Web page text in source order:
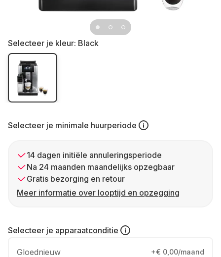
Selecteer je kleur: Black
Selecteer je minimale huurperiode
14 dagen initiële annuleringsperiode
Na 24 maanden maandelijks opzegbaar
Gratis bezorging en retour
Meer informatie over looptijd en opzegging
Selecteer je apparaatconditie
Gloednieuw +€ 0,00/maand